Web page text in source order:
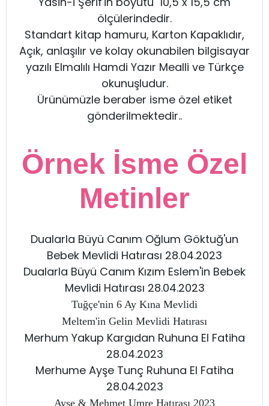
ölçülerindedir.
Standart kitap hamuru, Karton Kapaklıdır,
Açık, anlaşılır ve kolay okunabilen bilgisayar
yazılı Elmalılı Hamdi Yazır Mealli ve Türkçe
okunuşludur.
Ürünümüzle beraber isme özel etiket
gönderilmektedir..
Örnek İsme Özel
Metinler
Dualarla Büyü Canım Oğlum Göktuğ'un
Bebek Mevlidi Hatırası 28.04.2023
Dualarla Büyü Canım Kızım Eslem'in Bebek
Mevlidi Hatırası 28.04.2023
Tuğçe'nin 6 Ay Kına Mevlidi
Meltem'in Gelin Mevlidi Hatırası
Merhum Yakup Kargıdan Ruhuna El Fatiha
28.04.2023
Merhume Ayşe Tunç Ruhuna El Fatiha
28.04.2023
Ayşe & Mehmet Umre Hatırası 2023